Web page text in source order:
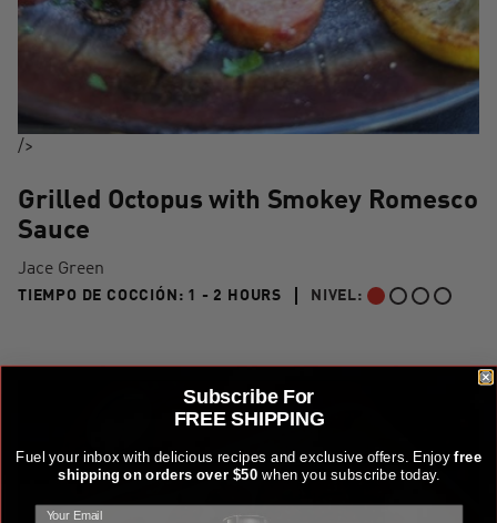
/>
Grilled Octopus with Smokey Romesco
Sauce
Jace Green
TIEMPO DE COCCIÓN: 1 - 2 HOURS 1 TO 2 HOURS"
NIVEL:
PRINCIPIANTE
Subscribe For
FREE SHIPPING
Fuel your inbox with delicious recipes and exclusive offers. Enjoyfree
shipping on orders over $50when you subscribe today.